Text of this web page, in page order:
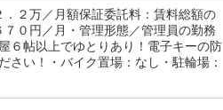
２万／月額保証委託料：賃料総額の
０円／月・管理形態／管理員の勤務
６帖以上でゆとりあり！電子キーの防
い！・バイク置場：なし・駐輪場：